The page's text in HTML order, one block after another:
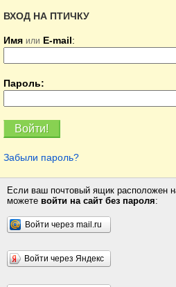
ВХОД НА ПТИЧКУ
Имя или E-mail:
Пароль:
Забыли пароль?
Если ваш почтовый ящик расположен
можете войти на сайт без пароля:
Войти через mail.ru
Войти через Яндекс